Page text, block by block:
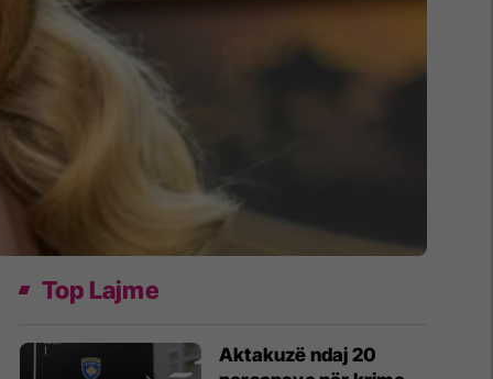
Top Lajme
Aktakuzë ndaj 20